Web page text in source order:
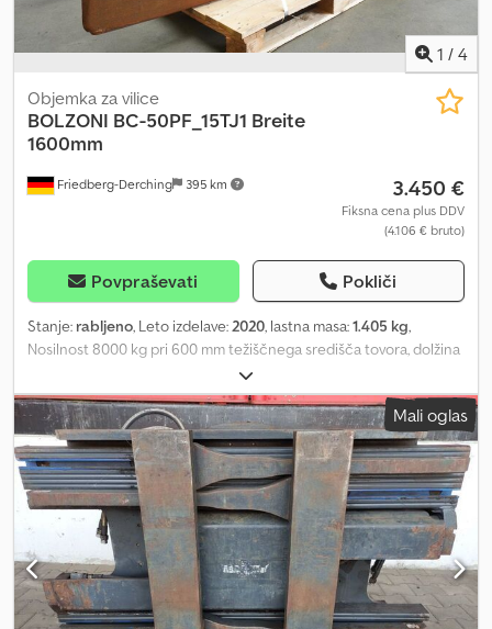
1 / 4
Friedberg-Derching 395 km
Objemka za vilice
BOLZONI BC-50PF_15TJ1 Breite
1600mm
3.450 €
Fiksna cena plus DDV
(4.106 € bruto)
Povpraševati Pokliči
Stanje: rabljeno, Leto izdelave:2020, lastna masa:1.405 kg,
Nosilnost 8000 kg pri 600 mm težiščnega središča tovora, dolžina
vilic: 1460 mm, širina konstrukcije: 1600 mm, razpon odpiranja: 660
- 2260 mm, vzmetenje: FEM3A, izmerjenega izstopa: 190 mm, lastno
težišče: 345 mm, rabljena klešča Bolzoni tipa BC-50PF_15TJ1, z
bočnim premikom, širina 1600 mm, dolžina roke 1460 mm, višina
roke 490 mm, površina kontaktnih plošč z betonskimi jeklenimi
palicami, razpon odpiranja 730 - 2560 mm, vključno s cevmi, širina
nosilca vilic: 1600, dolžina vilic: 1460, težišče tovora: 600, lastno
težišče: 345. Csdpfxszpgf Nj Anmsha
Mali oglas